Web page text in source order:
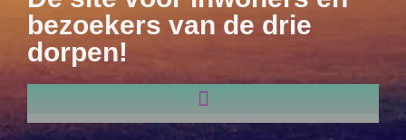
bezoekers van de drie
dorpen!